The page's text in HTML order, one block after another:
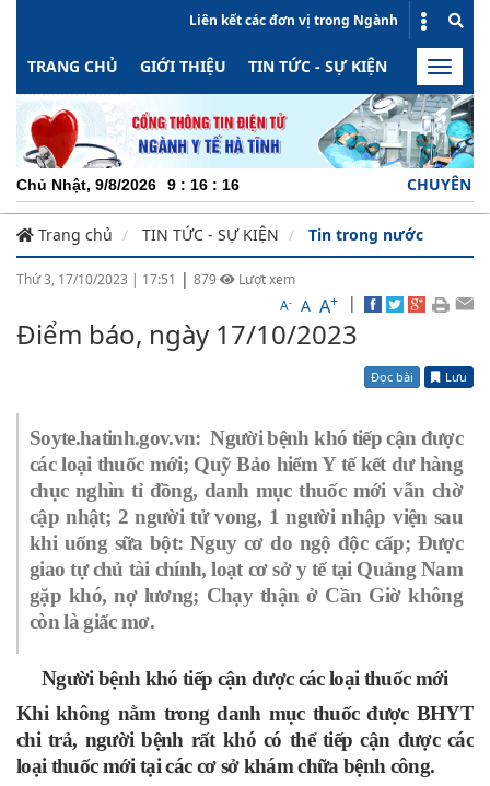
Liên kết các đơn vị trong Ngành
TRANG CHỦ GIỚI THIỆU TIN TỨC - SỰ KIỆN HOẠT
Toggle
Chủ Nhật, 9/8/2026 9 : 16 : 17 CHUYÊN NGHIỆP -
Trang chủ TIN TỨC - SỰ KIỆN Tin trong nước
Thứ 3, 17/10/2023 | 17:51 | 879
Lượt xem
A- A A+ |
Điểm báo, ngày 17/10/2023
Đọc bài Lưu
Soyte.hatinh.gov.vn: Người bệnh khó tiếp cận được
các loại thuốc mới; Quỹ Bảo hiểm Y tế kết dư hàng
chục nghìn tỉ đồng, danh mục thuốc mới vẫn chờ
cập nhật; 2 người tử vong, 1 người nhập viện sau
khi uống sữa bột: Nguy cơ do ngộ độc cấp; Được
giao tự chủ tài chính, loạt cơ sở y tế tại Quảng Nam
gặp khó, nợ lương; Chạy thận ở Cần Giờ không
còn là giấc mơ.
Người bệnh khó tiếp cận được các loại thuốc mới
Khi không nằm trong danh mục thuốc được BHYT
chi trả, người bệnh rất khó có thể tiếp cận được các
loại thuốc mới tại các cơ sở khám chữa bệnh công.